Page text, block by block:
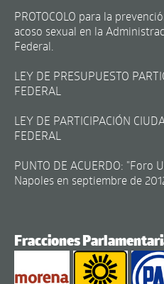
PROTOCOLO para la
acoso sexual en la
Federal.
LEY DE PRESUPUESTO
FEDERAL
LEY DE PARTICIPACIÓN
FEDERAL
PUNTO DE ACUERDO: "Foro
Napoles en septiembre de
Fracciones